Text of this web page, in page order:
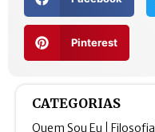
Pinterest
CATEGORIAS
Quem Sou Eu Filosofia